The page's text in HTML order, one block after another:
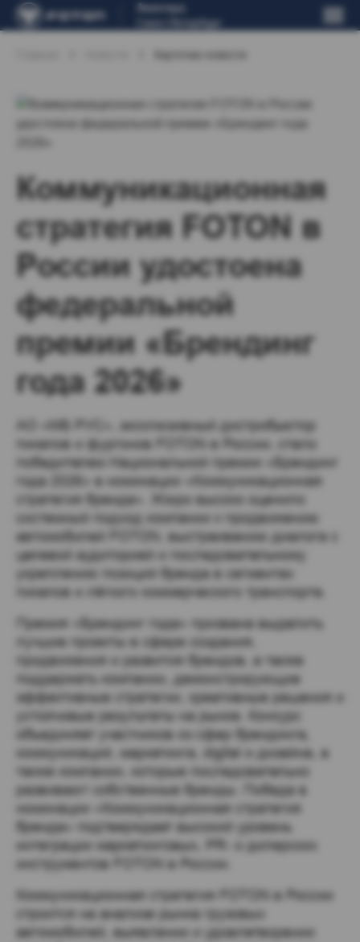
Авангард
Санкт-Петербург
Коммуникационная
стратегия FOTON в
России удостоена
федеральной
премии «Брендинг
года 2026»
АО «МБ РУС», эксклюзивный дистрибьютор
пикапов и фургонов FOTON в России, стало
победителем Национальной премии «Брендинг
года 2026» в номинации «Коммуникационная
стратегия бренда». Жюри высоко оценило
системный подход компании к продвижению
автомобилей FOTON, выстраиванию диалога с
целевой аудиторией и последовательному
укреплению позиций бренда в сегментах
пикапов и лёгкого коммерческого транспорта.
Премия «Брендинг года» призвана выделить
лучшие проекты в сфере создания,
продвижения и развития брендов, а также
поддержать компании, демонстрирующие
эффективные стратегии, креативные решения и
устойчивые результаты на рынке. Конкурс
объединяет участников из сфер брендинга,
коммуникаций, маркетинга, digital и дизайна, а
также компании, которые последовательно
развивают собственные бренды. Победа в
номинации «Коммуникационная стратегия
бренда» подтверждает высокий уровень
интеграции маркетинговых, PR- и дилерских
инструментов FOTON в России.
Коммуникационная стратегия FOTON в России
строится на анализе рынка грузовых
автомобилей, выявлении и удовлетворении